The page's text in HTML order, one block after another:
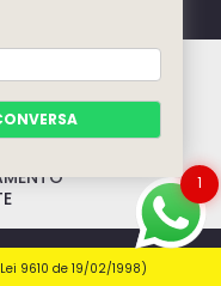
9610 de 19/02/1998)
1